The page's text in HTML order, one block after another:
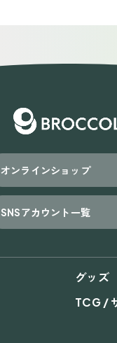
オンラインショップ
SNSアカウント一覧
グッズ
TCG /